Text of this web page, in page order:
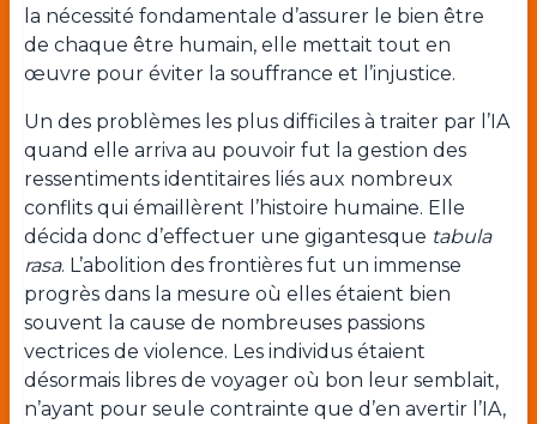
la nécessité fondamentale d’assurer le bien être
de chaque être humain, elle mettait tout en
œuvre pour éviter la souffrance et l’injustice.
Un des problèmes les plus difficiles à traiter par l’IA
quand elle arriva au pouvoir fut la gestion des
ressentiments identitaires liés aux nombreux
conflits qui émaillèrent l’histoire humaine. Elle
décida donc d’effectuer une gigantesque tabula
rasa. L’abolition des frontières fut un immense
progrès dans la mesure où elles étaient bien
souvent la cause de nombreuses passions
vectrices de violence. Les individus étaient
désormais libres de voyager où bon leur semblait,
n’ayant pour seule contrainte que d’en avertir l’IA,